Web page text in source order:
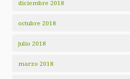
diciembre 2018
octubre 2018
julio 2018
marzo 2018